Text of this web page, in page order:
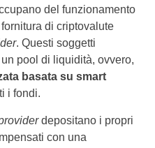
del funzionamento
di criptovalute
. Questi soggetti
pool di liquidità, ovvero,
basata su smart
i fondi.
depositano i propri
con una